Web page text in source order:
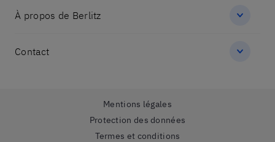
À propos de Berlitz
Contact
Mentions légales
Protection des données
Termes et conditions